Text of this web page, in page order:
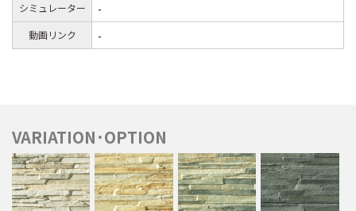
シミュレーター
-
動画リンク
-
VARIATION･OPTION